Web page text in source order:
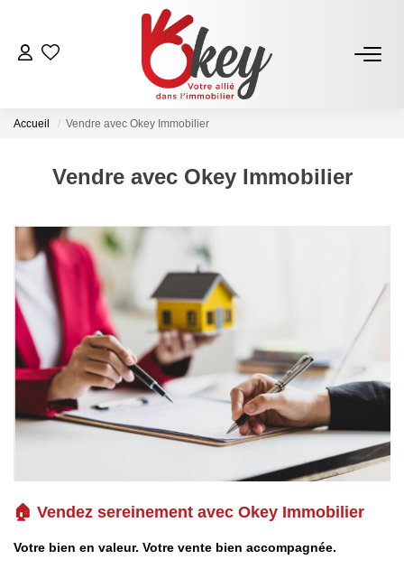
ACHETER
Acheter Avec Okey
VENDRE
Estimer Mon Bien
Vendre Avec Okey
Combien D’acquéreurs Potentiels Pour Mon Bien ?
Espace Vendeur
Biens Vendus
ESTIMER
LOUER
Accueil Vendre avec Okey Immobilier
Vendre avec Okey Immobilier
🏠 Vendez sereinement avec Okey Immobilier
Votre bien en valeur. Votre vente bien accompagnée.